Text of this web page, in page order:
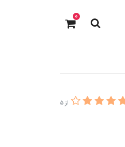
0
از 5